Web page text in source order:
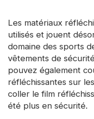
Les matériaux
utilisés et jouent
domaine des sports
vêtements de
pouvez également
réfléchissantes sur
coller le film
été plus en sécurité.